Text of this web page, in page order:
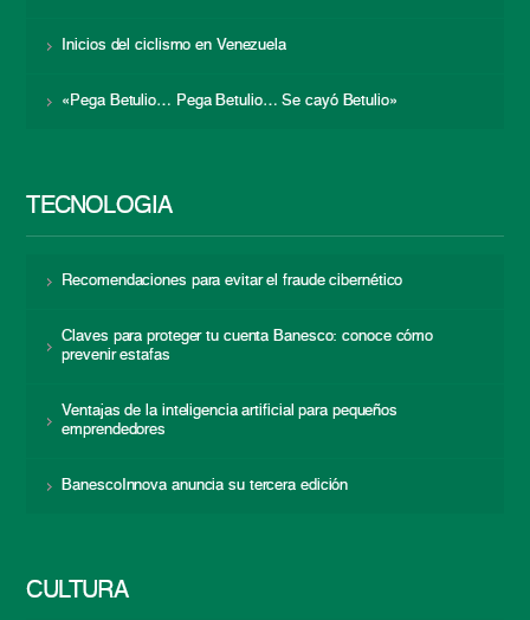
Inicios del ciclismo en Venezuela
«Pega Betulio… Pega Betulio… Se cayó Betulio»
TECNOLOGÍA
Recomendaciones para evitar el fraude cibernético
Claves para proteger tu cuenta Banesco: conoce cómo
prevenir estafas
Ventajas de la inteligencia artificial para pequeños
emprendedores
BanescoInnova anuncia su tercera edición
CULTURA